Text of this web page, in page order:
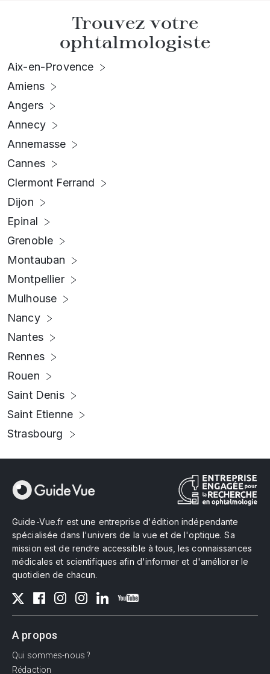
Trouvez votre
ophtalmologiste
Aix-en-Provence
Amiens
Angers
Annecy
Annemasse
Cannes
Clermont Ferrand
Dijon
Epinal
Grenoble
Montauban
Montpellier
Mulhouse
Nancy
Nantes
Rennes
Rouen
Saint Denis
Saint Etienne
Strasbourg
Guide-Vue.fr est une entreprise d'édition indépendante
spécialisée dans l'univers de la vue et de l'optique. Sa
mission est de rendre accessible à tous, les connaissances
médicales et scientifiques afin d'informer et d'améliorer le
quotidien de chacun.
A propos
Qui sommes-nous ?
Rédaction